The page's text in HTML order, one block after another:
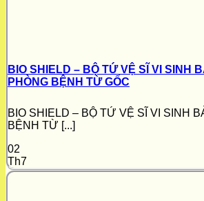
BIO SHIELD – BỘ TỨ VỆ SĨ VI SINH
PHÒNG BỆNH TỪ GỐC
BIO SHIELD – BỘ TỨ VỆ SĨ VI SINH
BỆNH TỪ [...]
02
Th7